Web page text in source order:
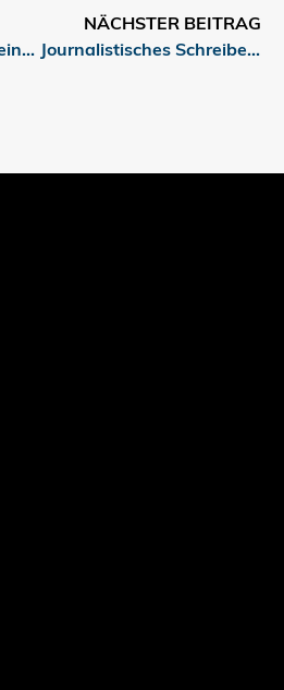
Ohne Pressefreiheit keine Demokratie
NÄCHSTER BEITRAG
Journalistisches Schreiben: Jetzt anmelden!